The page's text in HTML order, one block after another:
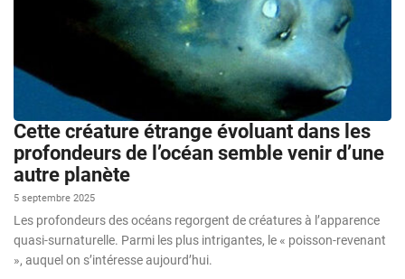
Cette créature étrange évoluant dans les
profondeurs de l’océan semble venir d’une
autre planète
5 septembre 2025
Les profondeurs des océans regorgent de créatures à l’apparence
quasi-surnaturelle. Parmi les plus intrigantes, le « poisson-revenant
», auquel on s’intéresse aujourd’hui.